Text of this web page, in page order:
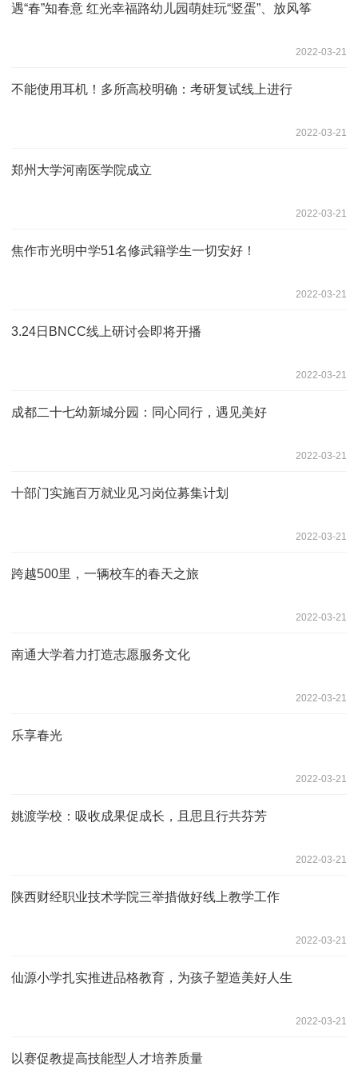
遇“春”知春意 红光幸福路幼儿园萌娃玩“竖蛋”、放风筝
2022-03-21
不能使用耳机！多所高校明确：考研复试线上进行
2022-03-21
郑州大学河南医学院成立
2022-03-21
焦作市光明中学51名修武籍学生一切安好！
2022-03-21
3.24日BNCC线上研讨会即将开播
2022-03-21
成都二十七幼新城分园：同心同行，遇见美好
2022-03-21
十部门实施百万就业见习岗位募集计划
2022-03-21
跨越500里，一辆校车的春天之旅
2022-03-21
南通大学着力打造志愿服务文化
2022-03-21
乐享春光
2022-03-21
姚渡学校：吸收成果促成长，且思且行共芬芳
2022-03-21
陕西财经职业技术学院三举措做好线上教学工作
2022-03-21
仙源小学扎实推进品格教育，为孩子塑造美好人生
2022-03-21
以赛促教提高技能型人才培养质量